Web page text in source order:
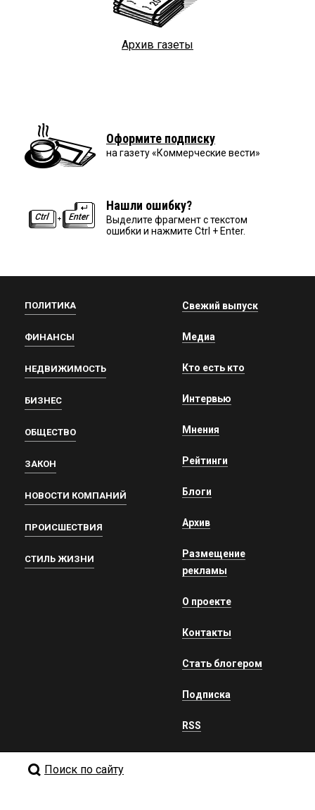
Архив газеты
Оформите подписку
на газету «Коммерческие вести»
Нашли ошибку?
Выделите фрагмент с текстом
ошибки и нажмите Ctrl + Enter.
ПОЛИТИКА
ФИНАНСЫ
НЕДВИЖИМОСТЬ
БИЗНЕС
ОБЩЕСТВО
ЗАКОН
НОВОСТИ КОМПАНИЙ
ПРОИСШЕСТВИЯ
СТИЛЬ ЖИЗНИ
Свежий выпуск
Медиа
Кто есть кто
Интервью
Мнения
Рейтинги
Блоги
Архив
Размещение
рекламы
О проекте
Контакты
Стать блогером
Подписка
RSS
Поиск по сайту